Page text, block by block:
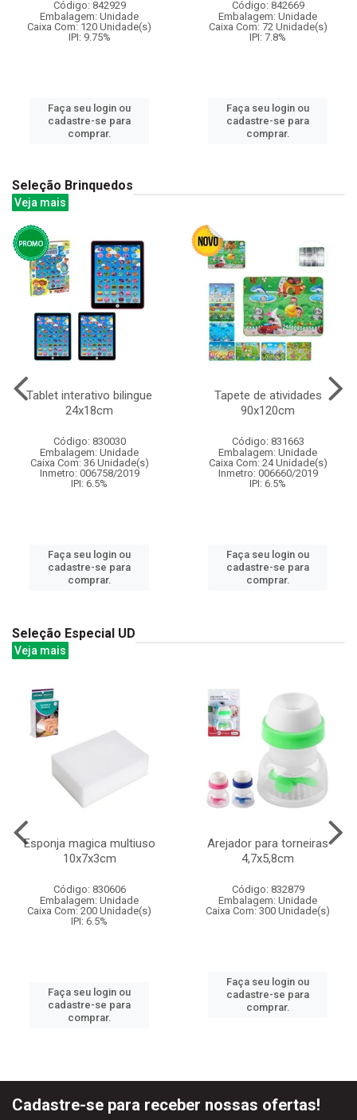
Código: 842929
Embalagem: Unidade
Caixa Com: 120 Unidade(s)
IPI: 9.75%
Faça seu login ou
cadastre-se para
comprar.
Código: 842669
Embalagem: Unidade
Caixa Com: 72 Unidade(s)
IPI: 7.8%
Faça seu login ou
cadastre-se para
comprar.
Seleção Brinquedos
Veja mais
Tablet interativo bilingue
24x18cm
Código: 830030
Embalagem: Unidade
Caixa Com: 36 Unidade(s)
Inmetro: 006758/2019
IPI: 6.5%
Faça seu login ou
cadastre-se para
comprar.
Tapete de atividades
90x120cm
Código: 831663
Embalagem: Unidade
Caixa Com: 24 Unidade(s)
Inmetro: 006660/2019
IPI: 6.5%
Faça seu login ou
cadastre-se para
comprar.
Seleção Especial UD
Veja mais
Esponja magica multiuso
10x7x3cm
Código: 830606
Embalagem: Unidade
Caixa Com: 200 Unidade(s)
IPI: 6.5%
Faça seu login ou
cadastre-se para
comprar.
Arejador para torneiras
4,7x5,8cm
Código: 832879
Embalagem: Unidade
Caixa Com: 300 Unidade(s)
Faça seu login ou
cadastre-se para
comprar.
Cadastre-se para receber nossas ofertas!